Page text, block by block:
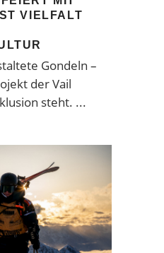
VIELFALT
Gondeln –
der Vail
steht.